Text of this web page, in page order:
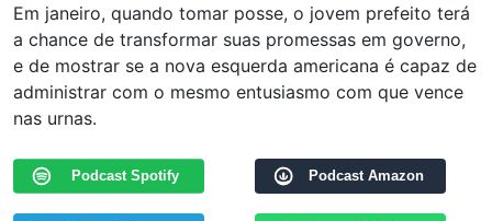
Em janeiro, quando tomar posse, o jovem prefeito terá
a chance de transformar suas promessas em governo,
e de mostrar se a nova esquerda americana é capaz de
administrar com o mesmo entusiasmo com que vence
nas urnas.
Podcast Spotify Podcast Amazon